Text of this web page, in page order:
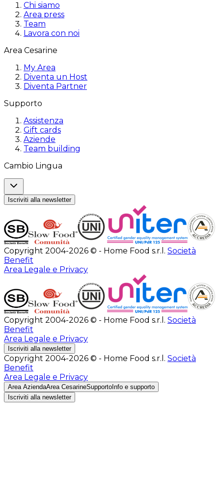
Chi siamo
Area press
Team
Lavora con noi
Area Cesarine
My Area
Diventa un Host
Diventa Partner
Supporto
Assistenza
Gift cards
Aziende
Team building
Cambio Lingua
Iscriviti alla newsletter
Copyright 2004-2026 © - Home Food s.r.l. Società
Benefit
Area Legale e Privacy
Copyright 2004-2026 © - Home Food s.r.l. Società
Benefit
Area Legale e Privacy
Iscriviti alla newsletter
Copyright 2004-2026 © - Home Food s.r.l. Società
Benefit
Area Legale e Privacy
Area AziendaArea CesarineSupporto Info e supporto
Iscriviti alla newsletter